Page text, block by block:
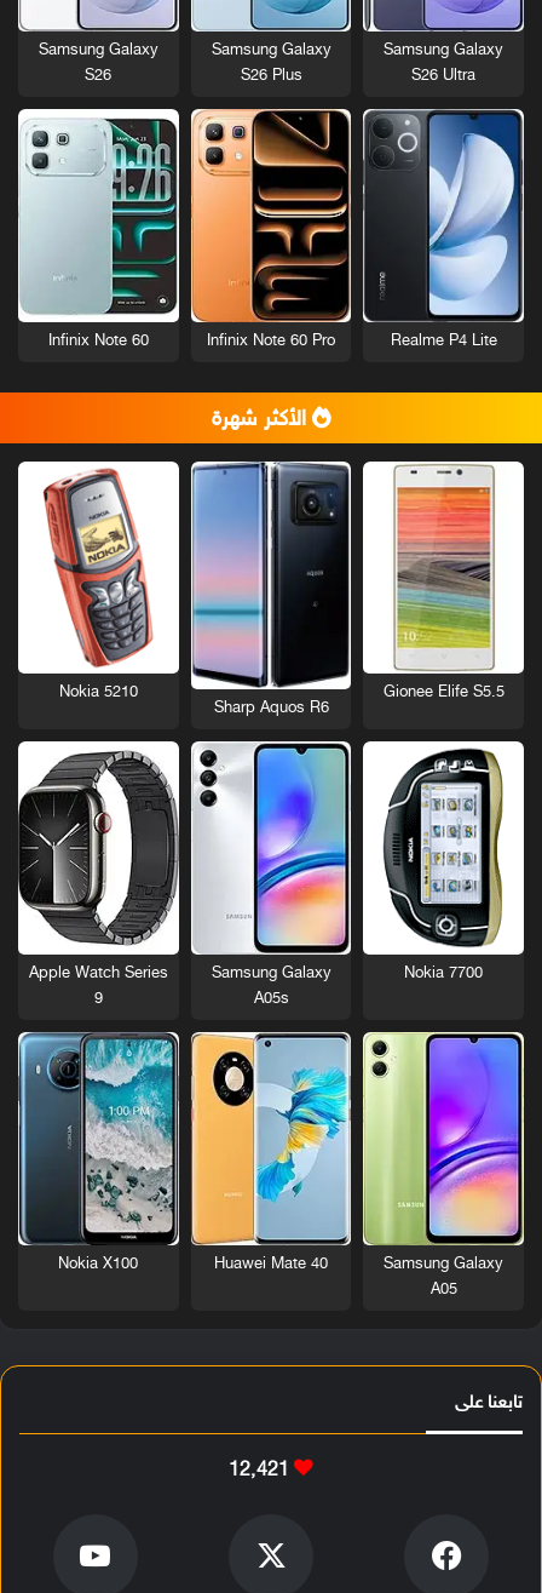
Samsung Galaxy
S26 Ultra
Samsung Galaxy
S26 Plus
Samsung Galaxy
S26
Realme P4 Lite
Infinix Note 60 Pro
Infinix Note 60
الأكثر شهرة
Gionee Elife S5.5
Sharp Aquos R6
Nokia 5210
Nokia 7700
Samsung Galaxy
A05s
Apple Watch Series
9
Samsung Galaxy
A05
Huawei Mate 40
Nokia X100
تابعنا على
12٬421